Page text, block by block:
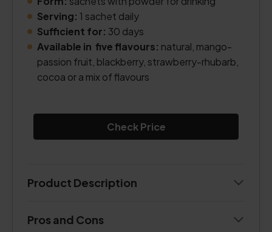
Serving: 1 sachet daily
Sufficient for: 30 days
Available in five flavours: natural, mango-
passion fruit, blackberry, strawberry-rhubarb,
cocoa or a mix of flavours
Check Price
Product Description
Pros and Cons